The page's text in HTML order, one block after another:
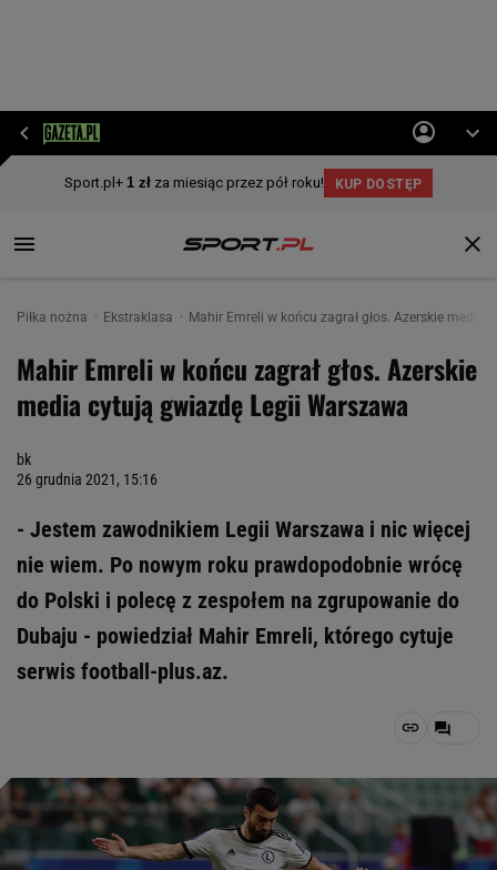
Piłka nożna Ekstraklasa Mahir Emreli w końcu zagrał głos. Azerskie media
Mahir Emreli w końcu zagrał głos. Azerskie
media cytują gwiazdę Legii Warszawa
bk
26 grudnia 2021, 15:16
- Jestem zawodnikiem Legii Warszawa i nic więcej
nie wiem. Po nowym roku prawdopodobnie wrócę
do Polski i polecę z zespołem na zgrupowanie do
Dubaju - powiedział Mahir Emreli, którego cytuje
serwis football-plus.az.